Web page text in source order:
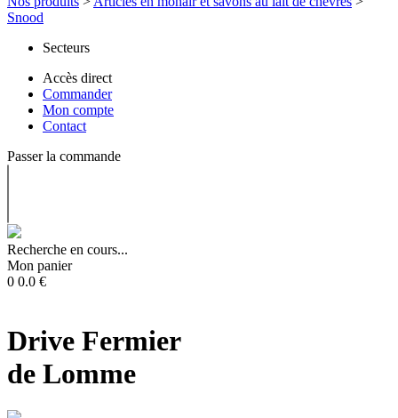
Snood
Secteurs
Accès direct
Commander
Mon compte
Contact
Passer la commande
Recherche en cours...
Mon panier
0 0.0 €
Drive Fermier
de Lomme